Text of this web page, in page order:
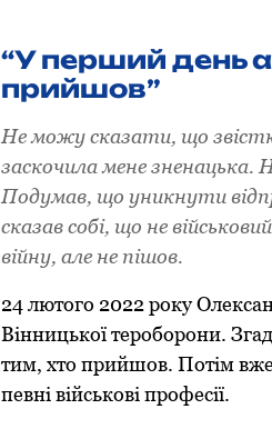
“У перший день
прийшов”
Не можу сказати, що
заскочила мене зненацька.
Подумав, що уникнути
сказав собі, що не
війну, але не пішов.
24 лютого 2022 року
Вінницької тероборони.
тим, хто прийшов. Потім вже
певні військові професії.